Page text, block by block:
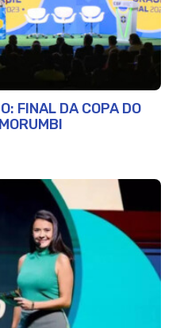
FINAL DA COPA DO